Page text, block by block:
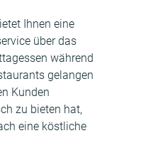
Ihnen eine
über das
während
gelangen
Kunden
zu bieten hat,
eine köstliche